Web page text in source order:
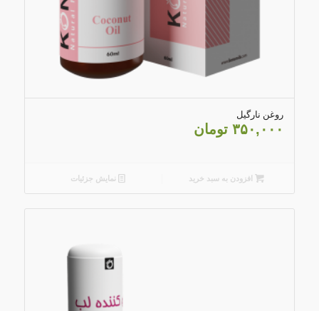
3.25
روغن نارگیل
۳۵۰,۰۰۰ تومان
افزودن به سبد خرید نمایش جزئیات